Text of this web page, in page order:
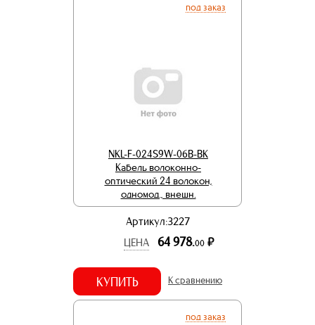
под заказ
NKL-F-024S9W-06B-BK
Кабель волоконно-
оптический 24 волокон,
одномод., внешн.
Артикул:3227
ЦЕНА
64 978.00 р.
КУПИТЬ К сравнению
под заказ